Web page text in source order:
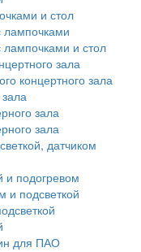
и стол
лампочками
лампочками и стол
зала
концертного зала
зала
зала
датчиком
и подогревом
и подсветкой
для ПАО